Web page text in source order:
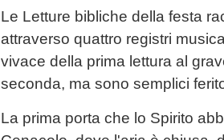
Le Letture bibliche della festa
attraverso quattro registri
vivace della prima lettura al
seconda, ma sono semplici
La prima porta che lo Spirito